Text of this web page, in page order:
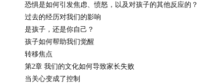
恐惧是如何引发焦虑、愤怒，以及对孩子的其他反应的？
过去的经历对我们的影响
是孩子，还是你自己？
孩子如何帮助我们觉醒
转移焦点
第2章 我们的文化如何导致家长失败
当关心变成了控制